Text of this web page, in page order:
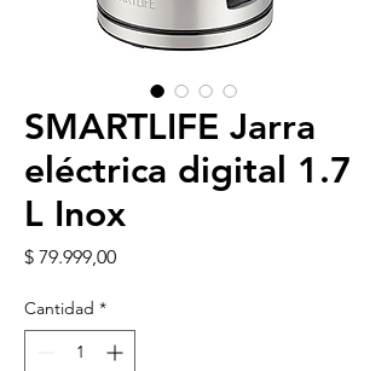
SMARTLIFE Jarra
eléctrica digital 1.7
L Inox
$ 79.999,00Precio
Cantidad *